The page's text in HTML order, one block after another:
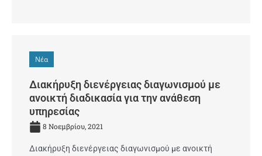
Νέα
Διακήρυξη διενέργειας διαγωνισμού με
ανοικτή διαδικασία για την ανάθεση
υπηρεσίας
8 Νοεμβρίου, 2021
Διακήρυξη διενέργειας διαγωνισμού με ανοικτή